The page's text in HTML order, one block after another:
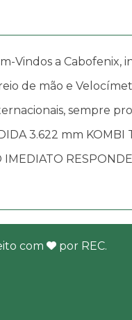
Vindos a Cabofenix,
de mão e
sempre
3.622 mm KOMBI
com por REC.